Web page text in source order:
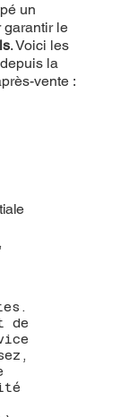
un
garantir le
. Voici les
la
vente :
de